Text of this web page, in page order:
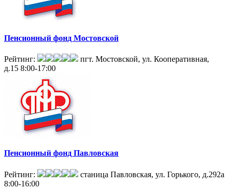
Пенсионный фонд Мостовской
Рейтинг:
пгт. Мостовской, ул. Кооперативная,
д.15 8:00-17:00
Пенсионный фонд Павловская
Рейтинг:
станица Павловская, ул. Горького, д.292а
8:00-16:00